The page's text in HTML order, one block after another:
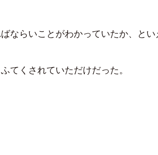
ならいことがわかっていたか、とい
てくされていただけだった。